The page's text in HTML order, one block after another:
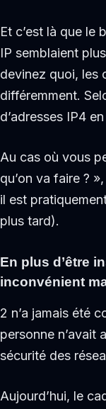
Et c’est là que le
IP semblaient
devinez quoi, les
différemment.
d’adresses IP4
Au cas où vous
qu’on va faire ?
il est
plus tard).
En plus d’être
inconvénient
2 n’a jamais été
personne n’avait
sécurité des
Aujourd’hui, le